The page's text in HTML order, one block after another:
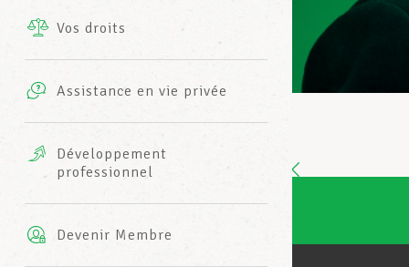
INFO-CENTER
Vos droits
Assistance en vie privée
complémentaires
AXA
Développement
professionnel
Devenir Membre